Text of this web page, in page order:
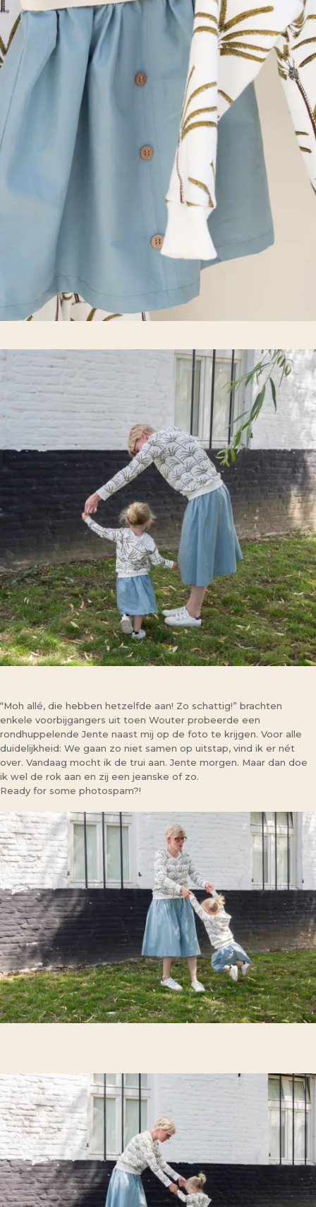
“Moh allé, die hebben hetzelfde aan! Zo schattig!” brachten
enkele voorbijgangers uit toen Wouter probeerde een
rondhuppelende Jente naast mij op de foto te krijgen. Voor alle
duidelijkheid: We gaan zo niet samen op uitstap, vind ik er nét
over. Vandaag mocht ik de trui aan. Jente morgen. Maar dan doe
ik wel de rok aan en zij een jeanske of zo.
Ready for some photospam?!